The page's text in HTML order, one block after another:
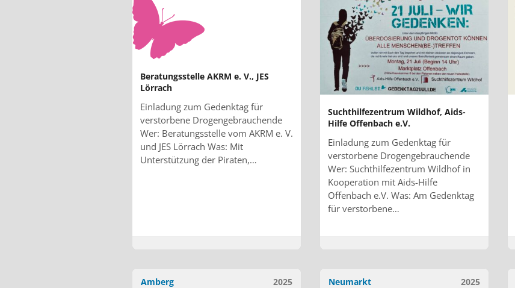
Beratungsstelle AKRM e. V., JES
Lörrach
Einladung zum Gedenktag für
verstorbene Drogengebrauchende
Wer: Beratungsstelle vom AKRM e. V.
und JES Lörrach Was: Mit
Unterstützung der Piraten,…
Suchthilfezentrum Wildhof, Aids-
Hilfe Offenbach e.V.
Einladung zum Gedenktag für
verstorbene Drogengebrauchende
Wer: Suchthilfezentrum Wildhof in
Kooperation mit Aids-Hilfe
Offenbach e.V. Was: Am Gedenktag
für verstorbene…
2025
Amberg 2025
Neumarkt